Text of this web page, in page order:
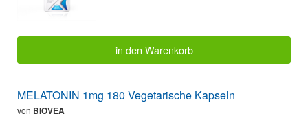
in den Warenkorb
MELATONIN 1mg 180 Vegetarische Kapseln
von BIOVEA